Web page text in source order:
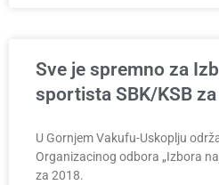
Sve je spremno za
sportista SBK/KSB
U Gornjem Vakufu-Uskoplju
Organizacinog odbora „Izbora
za 2018.